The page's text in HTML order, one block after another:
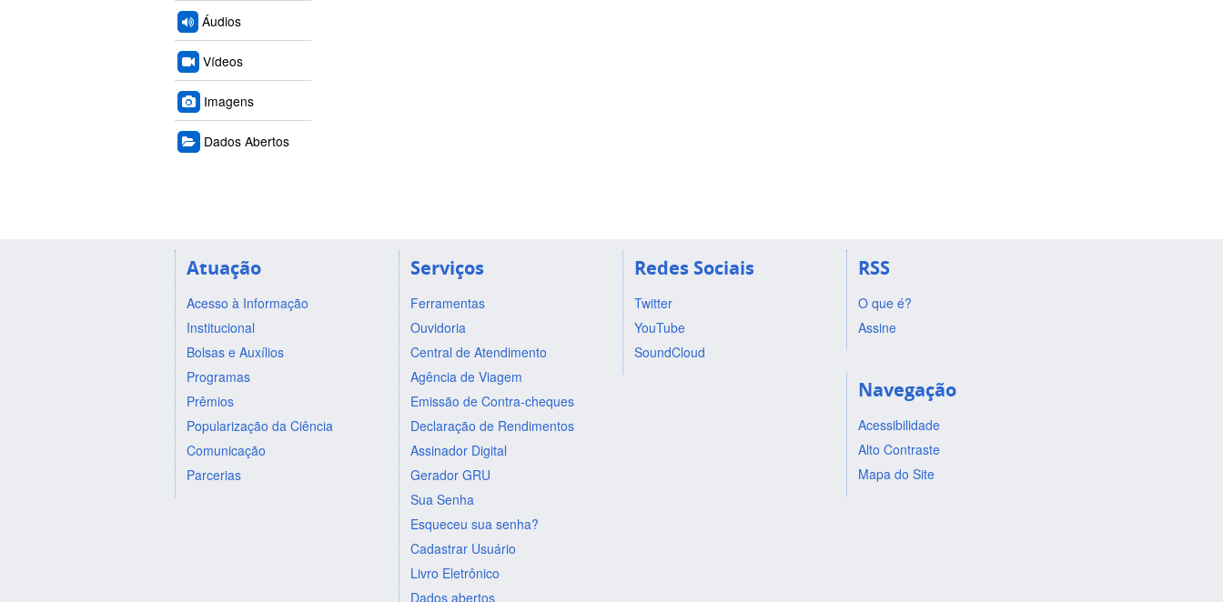
Áudios
Vídeos
Imagens
Dados Abertos
Atuação
Acesso à Informação
Institucional
Bolsas e Auxílios
Programas
Prêmios
Popularização da Ciência
Comunicação
Parcerias
Serviços
Ferramentas
Ouvidoria
Central de Atendimento
Agência de Viagem
Emissão de Contra-cheques
Declaração de Rendimentos
Assinador Digital
Gerador GRU
Sua Senha
Esqueceu sua senha?
Cadastrar Usuário
Livro Eletrônico
Dados abertos
Redes Sociais
Twitter
YouTube
SoundCloud
RSS
O que é?
Assine
Navegação
Acessibilidade
Alto Contraste
Mapa do Site